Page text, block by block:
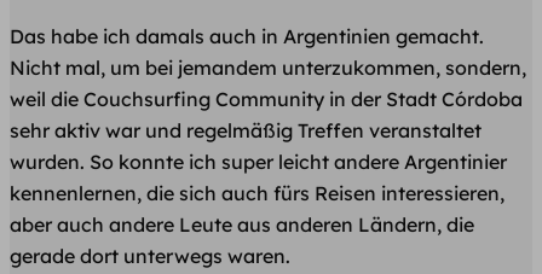
Das habe ich damals auch in Argentinien gemacht.
Nicht mal, um bei jemandem unterzukommen, sondern,
weil die Couchsurfing Community in der Stadt Córdoba
sehr aktiv war und regelmäßig Treffen veranstaltet
wurden. So konnte ich super leicht andere Argentinier
kennenlernen, die sich auch fürs Reisen interessieren,
aber auch andere Leute aus anderen Ländern, die
gerade dort unterwegs waren.